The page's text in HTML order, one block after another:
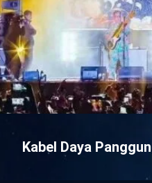
Kabel Daya